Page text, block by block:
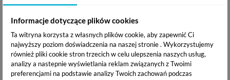
-11,90 zł
Informacje dotyczące plików cookies
Ta witryna korzysta z własnych plików cookie, aby zapewnić Ci
najwyższy poziom doświadczenia na naszej stronie . Wykorzystujemy
również pliki cookie stron trzecich w celu ulepszenia naszych usług,
analizy a nastepnie wyświetlania reklam związanych z Twoimi
preferencjami na podstawie analizy Twoich zachowań podczas